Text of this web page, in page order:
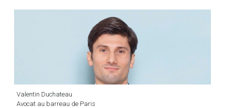
Valentin Duchateau
Avocat au barreau de Paris